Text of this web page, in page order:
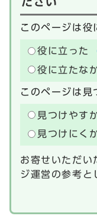
このページは役
役に立った
役に立たな
このページは見
見つけやす
見つけにく
お寄せいただい
ジ運営の参考と